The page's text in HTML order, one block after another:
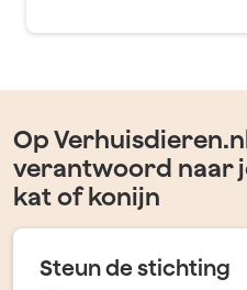
Op
verantwoord naar
kat of konijn
Steun de stichting